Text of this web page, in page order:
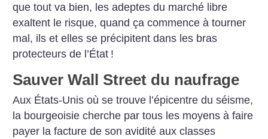
que tout va bien, les adeptes du marché libre
exaltent le risque, quand ça commence à tourner
mal, ils et elles se précipitent dans les bras
protecteurs de l’État !
Sauver Wall Street du naufrage
Aux États-Unis où se trouve l’épicentre du séisme,
la bourgeoisie cherche par tous les moyens à faire
payer la facture de son avidité aux classes